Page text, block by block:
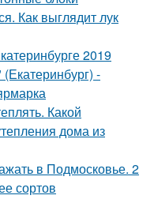
Как выглядит лук
2019
-
Какой
дома из
в Подмосковье. 2
сортов